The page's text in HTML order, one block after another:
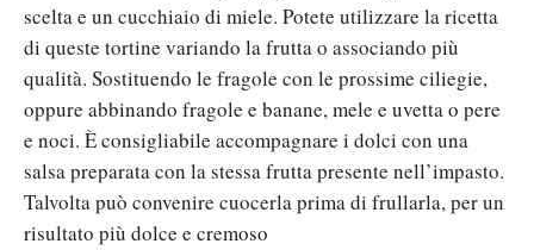
scelta e un cucchiaio di miele. Potete utilizzare la ricetta
di queste tortine variando la frutta o associando più
qualità. Sostituendo le fragole con le prossime ciliegie,
oppure abbinando fragole e banane, mele e uvetta o pere
e noci. È consigliabile accompagnare i dolci con una
salsa preparata con la stessa frutta presente nell’impasto.
Talvolta può convenire cuocerla prima di frullarla, per un
risultato più dolce e cremoso